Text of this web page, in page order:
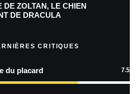
commentaires par e-mail.
articles par e-mail.
En savoir
DE ZOLTAN, LE CHIEN
DE DRACULA
CRITIQUES
du placard 7.5